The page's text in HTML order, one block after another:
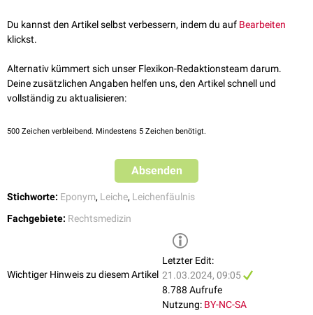
Du kannst den Artikel selbst verbessern, indem du auf Bearbeiten
klickst.
Alternativ kümmert sich unser Flexikon-Redaktionsteam darum.
Deine zusätzlichen Angaben helfen uns, den Artikel schnell und
vollständig zu aktualisieren:
500 Zeichen verbleibend. Mindestens 5 Zeichen benötigt.
Absenden
Stichworte: Eponym, Leiche, Leichenfäulnis
Fachgebiete: Rechtsmedizin
Wichtiger Hinweis zu diesem Artikel
Letzter Edit:
21.03.2024, 09:05
8.788 Aufrufe
Nutzung: BY-NC-SA